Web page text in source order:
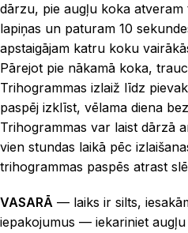
dārzu, pie augļu koka atveram
lapiņas un paturam 10
apstaigājam katru koku
Pārejot pie nākamā koka,
Trihogrammas izlaiž līdz
paspēj izklīst, vēlama diena
Trihogrammas var laist dārzā
vien stundas laikā pēc
trihogrammas paspēs atrast
VASARĀ — laiks ir silts,
iepakojumus — iekariniet